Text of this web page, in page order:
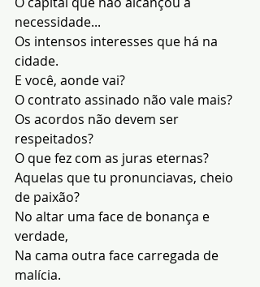
necessidade...
Os intensos interesses que há na
cidade.
E você, aonde vai?
O contrato assinado não vale mais?
Os acordos não devem ser
respeitados?
O que fez com as juras eternas?
Aquelas que tu pronunciavas, cheio
de paixão?
No altar uma face de bonança e
verdade,
Na cama outra face carregada de
malícia.